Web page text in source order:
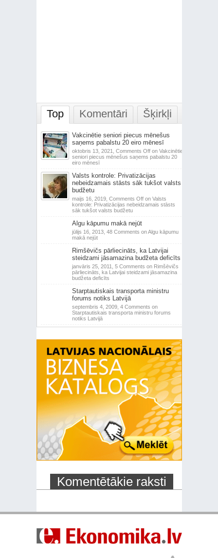
Top Komentāri Šķirkļi
Vakcinētie seniori piecus mēnešus
saņems pabalstu 20 eiro mēnesī
oktobris 13, 2021, Comments Offon Vakcinētie
seniori piecus mēnešus saņems pabalstu 20
eiro mēnesī
Valsts kontrole: Privatizācijas
nebeidzamais stāsts sāk tukšot valsts
budžetu
maijs 16, 2019, Comments Offon Valsts
kontrole: Privatizācijas nebeidzamais stāsts
sāk tukšot valsts budžetu
Algu kāpumu makā nejūt
jūlijs 16, 2013, 48 Comments on Algu kāpumu
makā nejūt
Rimšēvičs pārliecināts, ka Latvijai
steidzami jāsamazina budžeta deficīts
janvāris 25, 2011, 5 Comments on Rimšēvičs
pārliecināts, ka Latvijai steidzami jāsamazina
budžeta deficīts
Starptautiskais transporta ministru
forums notiks Latvijā
septembris 4, 2009, 4 Comments on
Starptautiskais transporta ministru forums
notiks Latvijā
Komentētākie raksti